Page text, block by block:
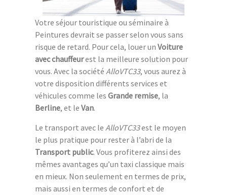
Votre séjour touristique ou séminaire à
Peintures devrait se passer selon vous sans
risque de retard. Pour cela, louer un Voiture
avec chauffeurest la meilleure solution pour
vous. Avec la société AlloVTC33, vous aurez à
votre disposition différents services et
véhicules comme les Grande remise, la
Berline, et le Van.
Le transport avec le AlloVTC33est le moyen
le plus pratique pour rester à l’abri de la
Transport public. Vous profiterez ainsi des
mêmes avantages qu’un taxi classique mais
en mieux. Non seulement en termes de prix,
mais aussi en termes de confort et de